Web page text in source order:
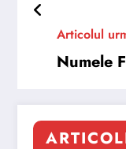
Articolul
Numele